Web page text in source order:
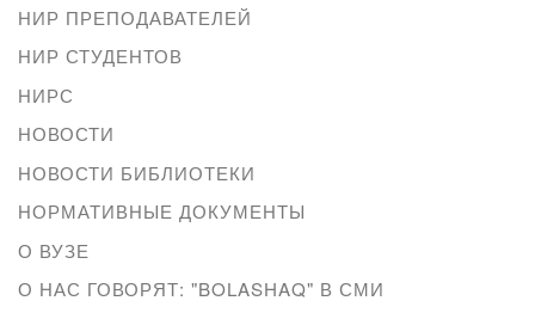
НИР ПРЕПОДАВАТЕЛЕЙ
НИР СТУДЕНТОВ
НИРС
НОВОСТИ
НОВОСТИ БИБЛИОТЕКИ
НОРМАТИВНЫЕ ДОКУМЕНТЫ
О ВУЗЕ
О НАС ГОВОРЯТ: "BOLASHAQ" В СМИ